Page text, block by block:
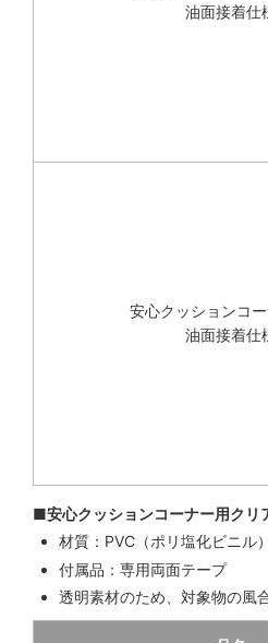
油面接着仕
安心クッションコ
油面接着仕
■安心クッションコーナー用クリ
材質：PVC（ポリ塩化ビニル）
付属品：専用両面テープ
透明素材のため、対象物の風